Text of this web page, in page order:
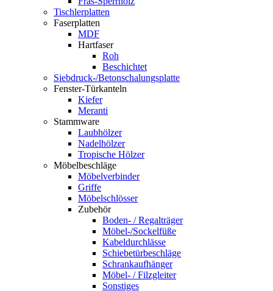
Tischlerplatten
Faserplatten
MDF
Hartfaser
Roh
Beschichtet
Siebdruck-/Betonschalungsplatte
Fenster-Türkanteln
Kiefer
Meranti
Stammware
Laubhölzer
Nadelhölzer
Tropische Hölzer
Möbelbeschläge
Möbelverbinder
Griffe
Möbelschlösser
Zubehör
Boden- / Regalträger
Möbel-/Sockelfüße
Kabeldurchlässe
Schiebetürbeschläge
Schrankaufhänger
Möbel- / Filzgleiter
Sonstiges